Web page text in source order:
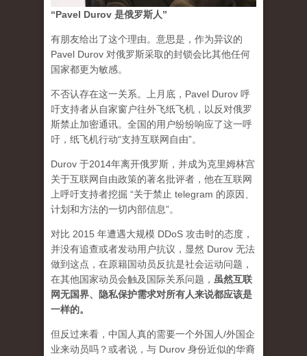
“Pavel Durov 是俄罗斯人”
有朋友给出了这个理由。意思是，作为异议的
Pavel Durov 对俄罗斯采取的封锁会比其他任何
国家都更为敏感。
不否认存在这一关系。上月底，Pavel Durov 呼
吁支持者从自家窗户往外飞纸飞机，以反对俄罗
斯禁止加密通讯。全国的用户纷纷响应了这一呼
吁，纸飞机行动“支持互联网自由”。
Durov 于2014年离开俄罗斯，并成为克里姆林宫
关于互联网自由政策的著名批评者，他在互联网
上呼吁支持者挖掘 “关于禁止 telegram 的原因、
计划和方法的一切内部信息”。
对比 2015 年遭遇大规模 DDoS 攻击时的态度，
并没有追查或者发动用户抗议，显然 Durov 无法
做到这点，在原籍国动员反抗是社会运动问题，
在其他国家动员会触及国际关系问题， 虽然互联
网无国界、隐私保护需求对所有人来说都应该是
一样的。
但反过来看，中国人真的需要一个外国人/外国企
业来动员吗？或者说，与 Durov 身份近似的华裔